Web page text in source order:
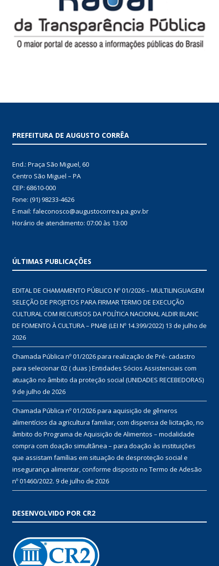
PREFEITURA DE AUGUSTO CORRÊA
End.: Praça São Miguel, 60
Centro São Miguel – PA
CEP: 68610-000
Fone: (91) 98233-4626
E-mail: faleconosco@augustocorrea.pa.gov.br
Horário de atendimento: 07:00 às 13:00
ÚLTIMAS PUBLICAÇÕES
EDITAL DE CHAMAMENTO PÚBLICO Nº 01/2026 – MULTILINGUAGEM
SELEÇÃO DE PROJETOS PARA FIRMAR TERMO DE EXECUÇÃO
CULTURAL COM RECURSOS DA POLÍTICA NACIONAL ALDIR BLANC
DE FOMENTO À CULTURA – PNAB (LEI Nº 14.399/2022) 13 de julho de
2026
Chamada Pública nº 01/2026 para realização de Pré- cadastro
para selecionar 02 ( duas ) Entidades Sócios Assistenciais com
atuação no âmbito da proteção social (UNIDADES RECEBEDORAS)
9 de julho de 2026
Chamada Pública nº 01/2026 para aquisição de gêneros
alimentícios da agricultura familiar, com dispensa de licitação, no
âmbito do Programa de Aquisição de Alimentos – modalidade
compra com doação simultânea – para doação às instituições
que assistam famílias em situação de desproteção social e
insegurança alimentar, conforme disposto no Termo de Adesão
nº 01460/2022. 9 de julho de 2026
DESENVOLVIDO POR CR2